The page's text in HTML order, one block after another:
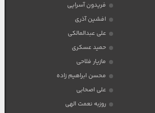
فریدون آسرایی
افشین آذری
علی عبدالمالکی
حمید عسکری
مازیار فلاحی
محسن ابراهیم زاده
علی اصحابی
روزبه نعمت الهی